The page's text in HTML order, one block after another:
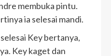
membuka pintu.
ia selesai mandi.
Key bertanya,
Key kaget dan